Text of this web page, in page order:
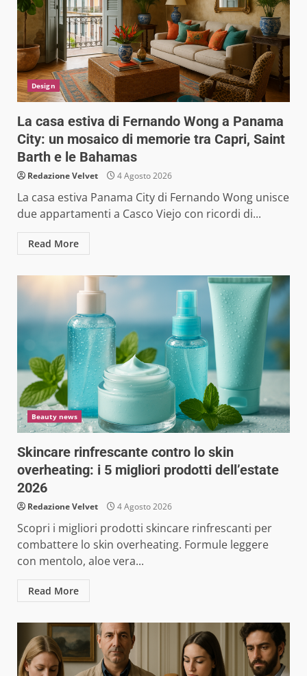
Design
La casa estiva di Fernando Wong a Panama
City: un mosaico di memorie tra Capri, Saint
Barth e le Bahamas
Redazione Velvet 4 Agosto 2026
La casa estiva Panama City di Fernando Wong unisce
due appartamenti a Casco Viejo con ricordi di...
Read More
Beauty news
Skincare rinfrescante contro lo skin
overheating: i 5 migliori prodotti dell’estate
2026
Redazione Velvet 4 Agosto 2026
Scopri i migliori prodotti skincare rinfrescanti per
combattere lo skin overheating. Formule leggere
con mentolo, aloe vera...
Read More